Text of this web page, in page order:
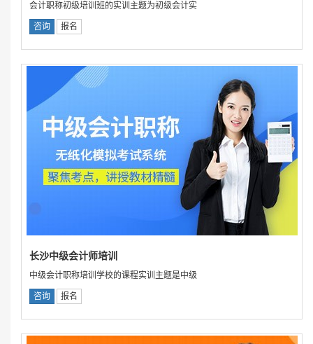
会计职称初级培训班的实训主题为初级会计实
咨询 报名
长沙中级会计师培训
中级会计职称培训学校的课程实训主题是中级
咨询 报名